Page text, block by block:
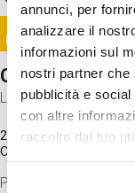
annunci, per
analizzare il
informazioni sul
nostri partner che
pubblicità e
con altre
raccolto dal tuo
Selezione
Image
Come
Laboratorio
20 Set 2026 / 11:15 -
Costo
Proveremo a